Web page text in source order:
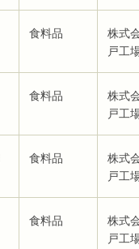
食料品
株式
戸工
食料品
株式
戸工
食料品
株式
戸工
食料品
株式
戸工